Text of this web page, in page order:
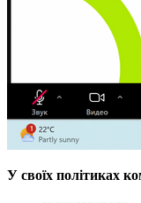
У своїх політиках